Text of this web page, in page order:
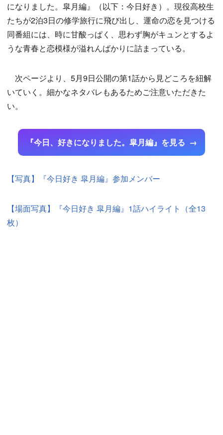
になりました。皐月編』（以下：今日好き）。現役高校生
たちが2泊3日の修学旅行に飛び出し、運命の恋を見つける
同番組には、時に甘酸っぱく、思わず胸がキュンとするよ
うな青春と恋模様が溢れんばかりに詰まっている。
次ページより、5月9日公開の第1話から見どころを紐解
いていく。細かなネタバレもあるためご注意いただきた
い。
『今日、好きになりました。皐月編』を見る
【写真】『今日好き 皐月編』参加メンバー
【場面写真】『今日好き 皐月編』1話ハイライト（全13
枚）